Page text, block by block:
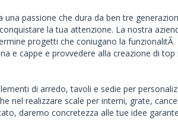
una passione che dura da ben tre
la tua attenzione. La nostra
progetti che coniugano la funzionalitÃ
e cappe e provvedere alla creazione di
di arredo, tavoli e sedie per
nel realizzare scale per interni, grate,
daremo concretezza alle tue idee